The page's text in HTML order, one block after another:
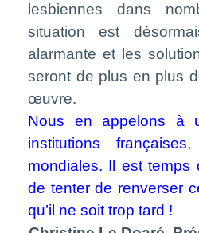
lesbiennes dans
situation est
alarmante et les
seront de plus en plus
œuvre.
Nous en appelons à
institutions
mondiales. Il est temps
de tenter de renverser
qu’il ne soit trop tard !